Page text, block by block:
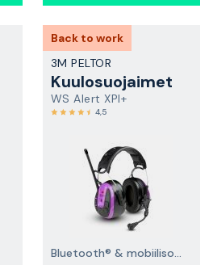
Back to work
3M PELTOR
Kuulosuojaimet
WS Alert XPI+
4,5
Bluetooth® & mobiilisovellus, päälakisanka